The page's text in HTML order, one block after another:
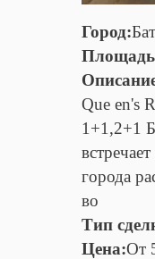
Город:
Que en's
1+1,2+1
города
во
Тип
Цена:От